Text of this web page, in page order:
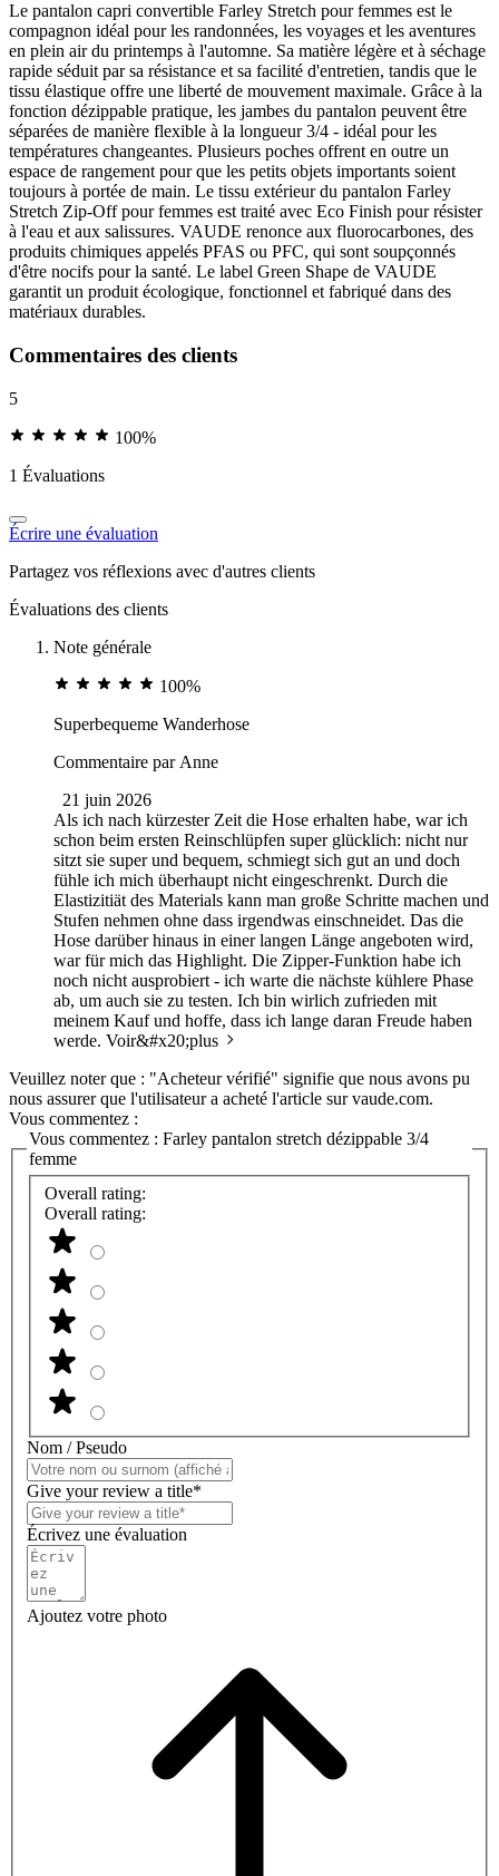
Le pantalon capri convertible Farley Stretch pour femmes est le
compagnon idéal pour les randonnées, les voyages et les aventures
en plein air du printemps à l'automne. Sa matière légère et à séchage
rapide séduit par sa résistance et sa facilité d'entretien, tandis que le
tissu élastique offre une liberté de mouvement maximale. Grâce à la
fonction dézippable pratique, les jambes du pantalon peuvent être
séparées de manière flexible à la longueur 3/4 - idéal pour les
températures changeantes. Plusieurs poches offrent en outre un
espace de rangement pour que les petits objets importants soient
toujours à portée de main. Le tissu extérieur du pantalon Farley
Stretch Zip-Off pour femmes est traité avec Eco Finish pour résister
à l'eau et aux salissures. VAUDE renonce aux fluorocarbones, des
produits chimiques appelés PFAS ou PFC, qui sont soupçonnés
d'être nocifs pour la santé. Le label Green Shape de VAUDE
garantit un produit écologique, fonctionnel et fabriqué dans des
matériaux durables.
Commentaires des clients
5
100%
1 Évaluations
Écrire une évaluation
Partagez vos réflexions avec d'autres clients
Évaluations des clients
Note générale
100%
Superbequeme Wanderhose
Commentaire par Anne
21 juin 2026
Als ich nach kürzester Zeit die Hose erhalten habe, war ich
schon beim ersten Reinschlüpfen super glücklich: nicht nur
sitzt sie super und bequem, schmiegt sich gut an und doch
fühle ich mich überhaupt nicht eingeschrenkt. Durch die
Elastizitiät des Materials kann man große Schritte machen und
Stufen nehmen ohne dass irgendwas einschneidet. Das die
Hose darüber hinaus in einer langen Länge angeboten wird,
war für mich das Highlight. Die Zipper-Funktion habe ich
noch nicht ausprobiert - ich warte die nächste kühlere Phase
ab, um auch sie zu testen. Ich bin wirlich zufrieden mit
meinem Kauf und hoffe, dass ich lange daran Freude haben
werde. Voir&#x20;plus
Veuillez noter que : "Acheteur vérifié" signifie que nous avons pu
nous assurer que l'utilisateur a acheté l'article sur vaude.com.
Vous commentez :
Vous commentez : Farley pantalon stretch dézippable 3/4
femme
Overall rating:
Overall rating:
Nom / Pseudo
Give your review a title*
Écrivez une évaluation
Ajoutez votre photo